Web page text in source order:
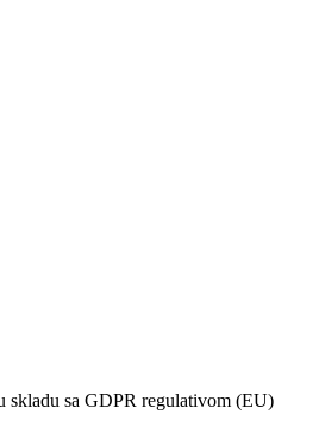
skladu sa GDPR regulativom (EU)